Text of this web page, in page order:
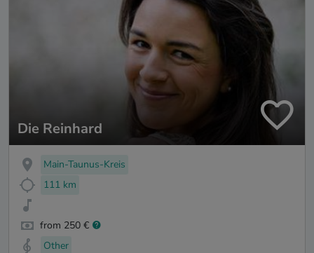
Die Reinhard
Main-Taunus-Kreis
111 km
from 250 €
Other